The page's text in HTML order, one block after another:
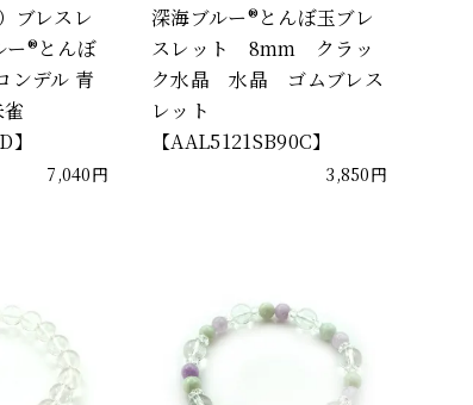
ブレスレ
®とんぼ
デル 青
7,040円
深海ブルー®とんぼ玉ブレ
スレット 8mm クラッ
ク水晶 水晶 ゴムブレス
レット
【AAL5121SB90C】
3,850円